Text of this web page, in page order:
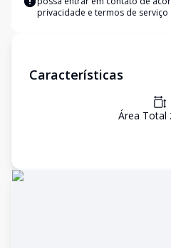
privacidade e termos de serviço
Características
Área Total